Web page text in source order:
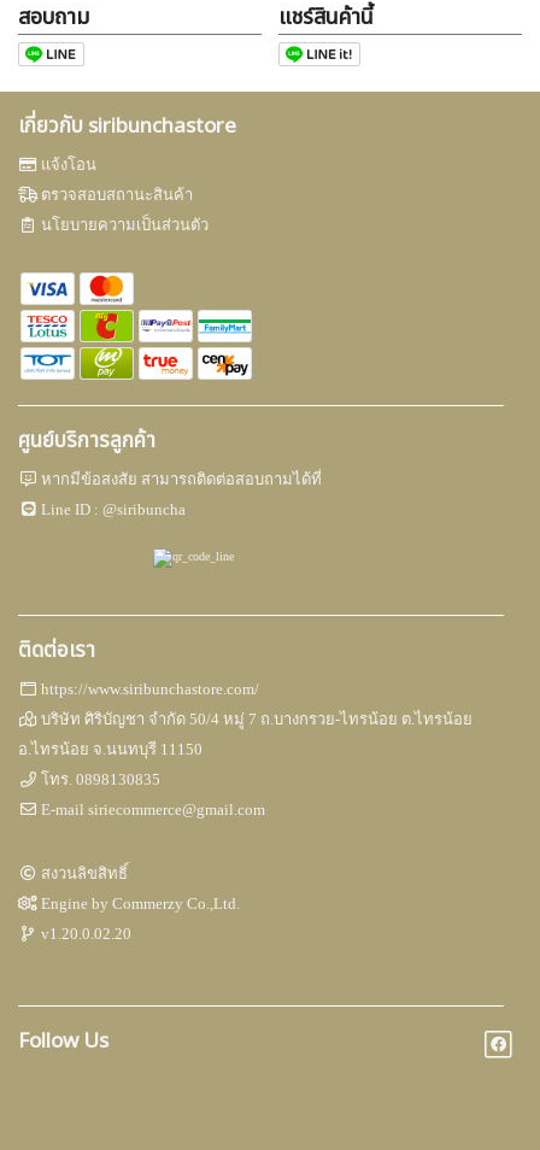
สอบถาม แชร์สินค้านี้
เกี่ยวกับ siribunchastore
แจ้งโอน
ตรวจสอบสถานะสินค้า
นโยบายความเป็นส่วนตัว
ศูนย์บริการลูกค้า
หากมีข้อสงสัย สามารถติดต่อสอบถามได้ที่
Line ID :@siribuncha
ติดต่อเรา
https://www.siribunchastore.com/
บริษัท ศิริบัญชา จำกัด 50/4 หมู่ 7 ถ.บางกรวย-ไทรน้อย ต.ไทรน้อย
อ.ไทรน้อย จ.นนทบุรี 11150
โทร.0898130835
E-mailsiriecommerce@gmail.com
สงวนลิขสิทธิ์
Engine byCommerzy Co.,Ltd.
v1.20.0.02.20
Follow Us